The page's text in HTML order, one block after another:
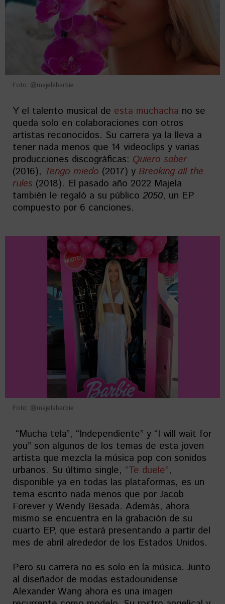
Foto: @majelabarbie
Y el talento musical de esta muchacha no se
queda solo en colaboraciones con otros
artistas reconocidos. Su carrera ya la lleva a
tener nada menos que 14 videoclips y varias
producciones discográficas: Quiero saber
(2016), Tengo miedo (2017) y Breaking all the
rules (2018). El pasado año 2022 Majela
también le regaló a su público 2050, un EP
compuesto por 6 canciones.
Foto: @majelabarbie
“Mucha tela”, “Independiente” y “I will wait for
you” son algunos de los temas de esta joven
artista que mezcla la música pop con sonidos
urbanos. Su último single, “Te duele”,
disponible ya en todas las plataformas, es un
tema escrito nada menos que por Jacob
Forever y Wendy Besada. Además, ahora
mismo se encuentra en la grabación de su
cuarto EP, que estará presentando a partir del
mes de abril alrededor de los Estados Unidos.
Pero su carrera no es solo en la música. Junto
al diseñador de modas estadounidense
Alexander Wang ahora es una imagen